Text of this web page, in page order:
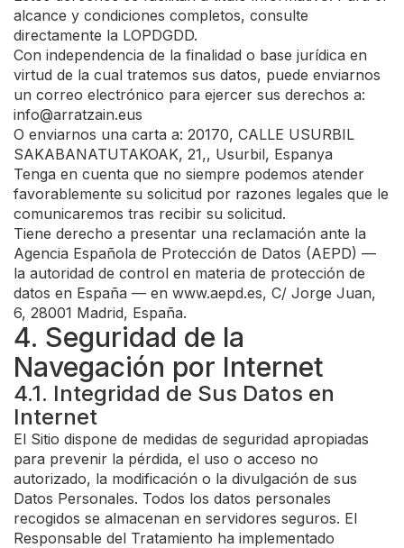
alcance y condiciones completos, consulte
directamente la LOPDGDD.
Con independencia de la finalidad o base jurídica en
virtud de la cual tratemos sus datos, puede enviarnos
un correo electrónico para ejercer sus derechos a:
info@arratzain.eus
O enviarnos una carta a: 20170, CALLE USURBIL
SAKABANATUTAKOAK, 21,, Usurbil, Espanya
Tenga en cuenta que no siempre podemos atender
favorablemente su solicitud por razones legales que le
comunicaremos tras recibir su solicitud.
Tiene derecho a presentar una reclamación ante la
Agencia Española de Protección de Datos (AEPD) —
la autoridad de control en materia de protección de
datos en España — en www.aepd.es, C/ Jorge Juan,
6, 28001 Madrid, España.
4. Seguridad de la
Navegación por Internet
4.1. Integridad de Sus Datos en
Internet
El Sitio dispone de medidas de seguridad apropiadas
para prevenir la pérdida, el uso o acceso no
autorizado, la modificación o la divulgación de sus
Datos Personales. Todos los datos personales
recogidos se almacenan en servidores seguros. El
Responsable del Tratamiento ha implementado